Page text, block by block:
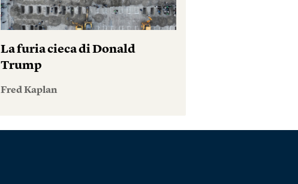
La furia cieca di Donald
Trump
Fred Kaplan